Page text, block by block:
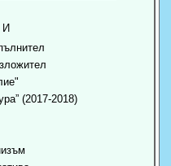
И
(2017-2018)